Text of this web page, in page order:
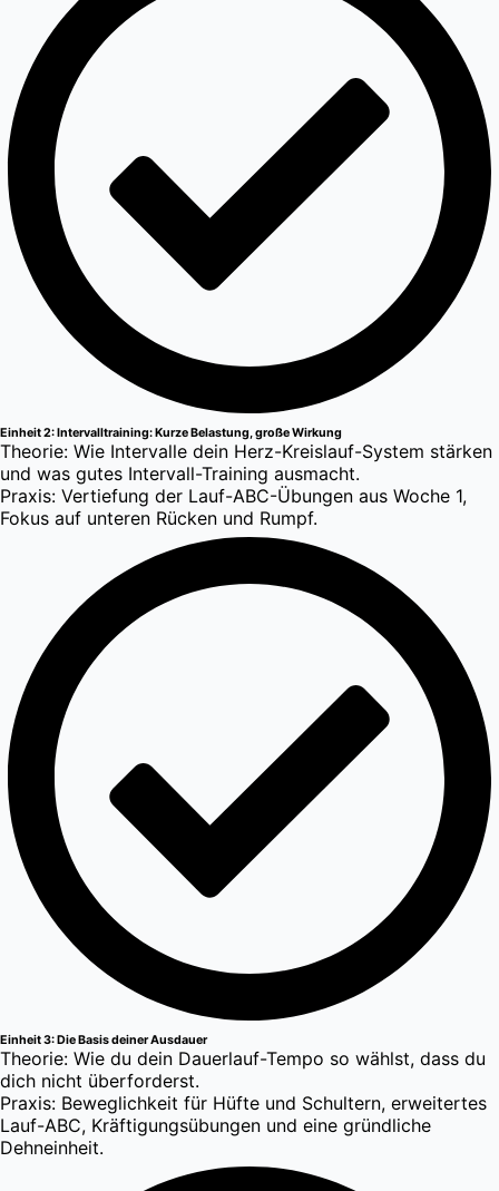
Einheit 2: Intervalltraining: Kurze Belastung, große Wirkung
Theorie: Wie Intervalle dein Herz-Kreislauf-System stärken
und was gutes Intervall-Training ausmacht.
Praxis: Vertiefung der Lauf-ABC-Übungen aus Woche 1,
Fokus auf unteren Rücken und Rumpf.
Einheit 3: Die Basis deiner Ausdauer
Theorie: Wie du dein Dauerlauf-Tempo so wählst, dass du
dich nicht überforderst.
Praxis: Beweglichkeit für Hüfte und Schultern, erweitertes
Lauf-ABC, Kräftigungsübungen und eine gründliche
Dehneinheit.